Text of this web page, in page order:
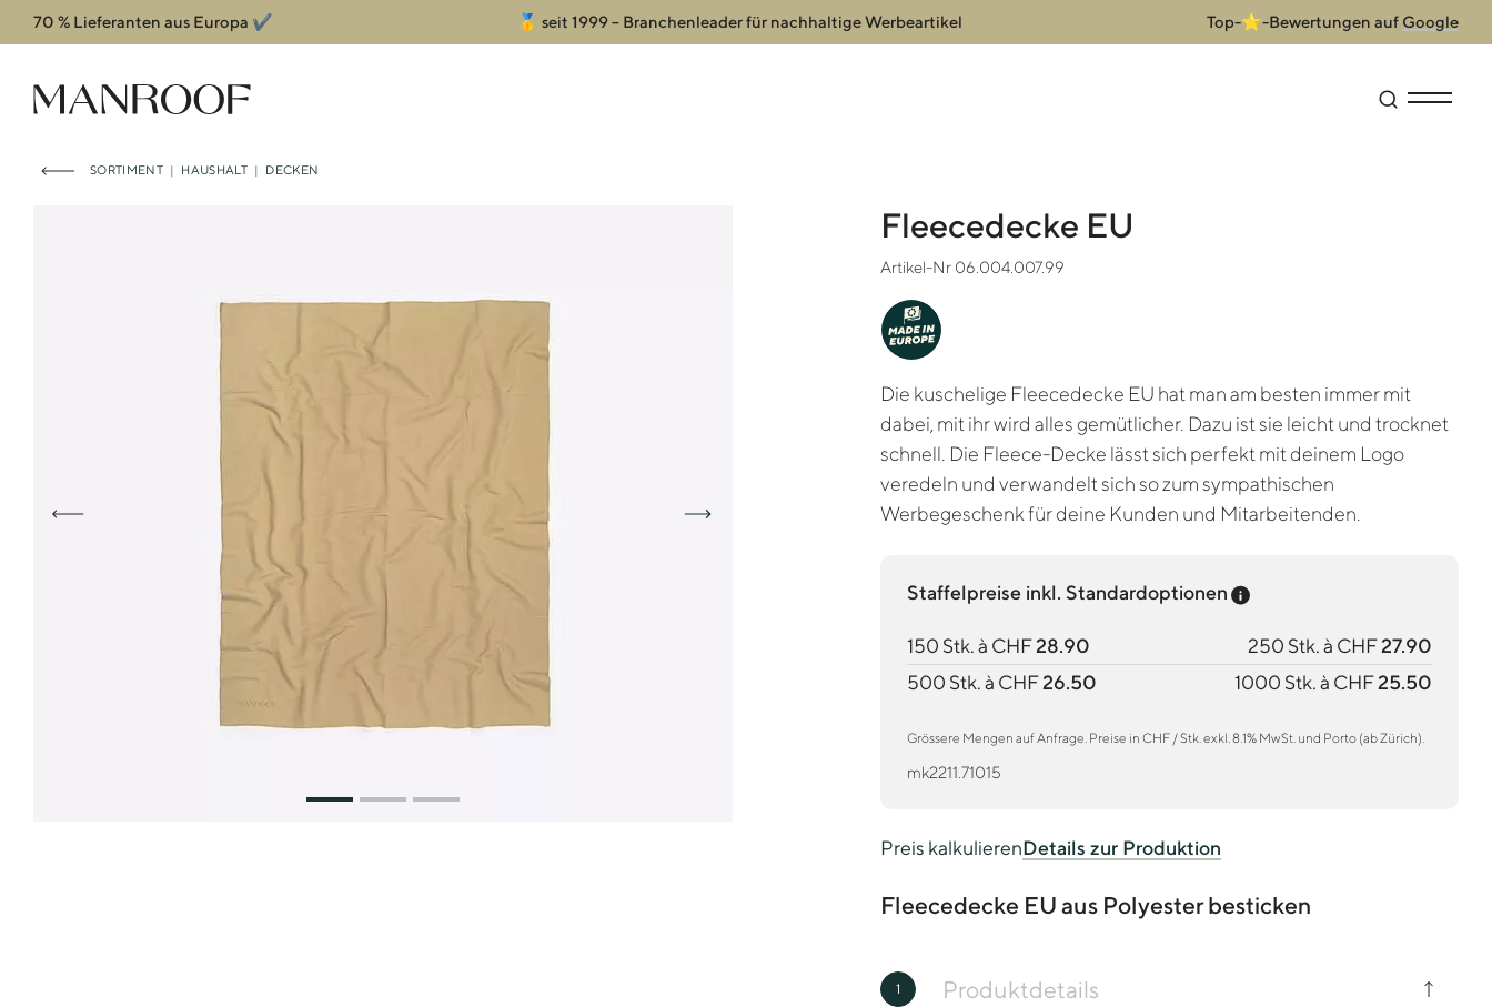
70 % Lieferanten aus Europa ✔️ 🥇 seit 1999 – Branchenleader für nachhaltige Werbeartikel Top-⭐-Bewertungen auf Google
Header
Manroof GmbH Suche
SORTIMENT | HAUSHALT | DECKEN
Fleecedecke EU
Artikel-Nr 06.004.007.99
MADE IN
EUROPE
Die kuschelige Fleecedecke EU hat man am besten immer mit
dabei, mit ihr wird alles gemütlicher. Dazu ist sie leicht und trocknet
schnell. Die Fleece-Decke lässt sich perfekt mit deinem Logo
veredeln und verwandelt sich so zum sympathischen
Werbegeschenk für deine Kunden und Mitarbeitenden.
Staffelpreise inkl. Standardoptionen Preis-Tooltip anzeigen
150 Stk. à CHF28.90 250 Stk. à CHF27.90
500 Stk. à CHF26.50 1000 Stk. à CHF25.50
Grössere Mengen auf Anfrage. Preise in CHF / Stk. exkl. 8.1% MwSt. und Porto (ab Zürich).
mk2211.71015
Preis kalkulierenDetails zur Produktion
Fleecedecke EU aus Polyester besticken
1 Produktdetails